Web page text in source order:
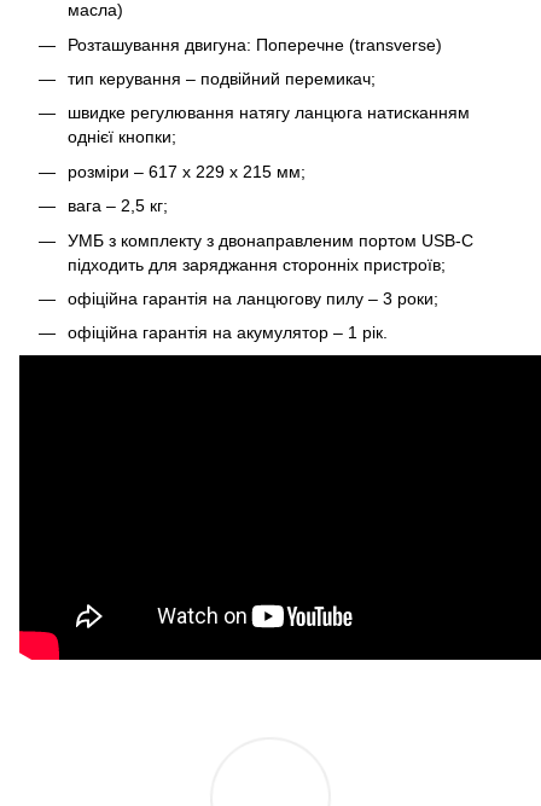
масла)
Розташування двигуна: Поперечне (transverse)
тип керування – подвійний перемикач;
швидке регулювання натягу ланцюга натисканням
однієї кнопки;
розміри – 617 x 229 x 215 мм;
вага – 2,5 кг;
УМБ з комплекту з двонаправленим портом USB-C
підходить для заряджання сторонніх пристроїв;
офіційна гарантія на ланцюгову пилу – 3 роки;
офіційна гарантія на акумулятор – 1 рік.